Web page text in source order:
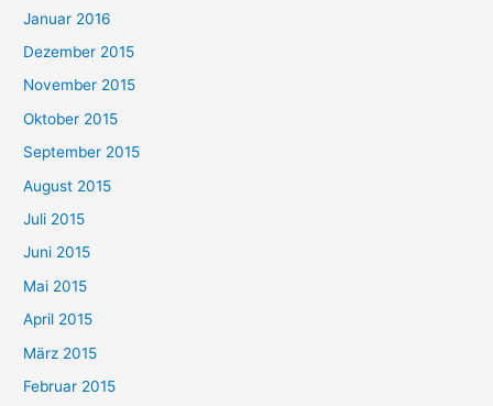
Januar 2016
Dezember 2015
November 2015
Oktober 2015
September 2015
August 2015
Juli 2015
Juni 2015
Mai 2015
April 2015
März 2015
Februar 2015